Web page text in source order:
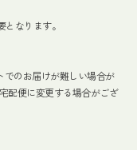
なります。
でのお届けが難しい場合が
配便に変更する場合がござ